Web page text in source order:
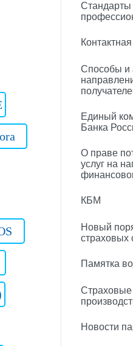
Стандарты
Способы и
Единый
Банка
О праве
услуг на
КБМ
Новый
страховых
Памятка
Страховые
Новости